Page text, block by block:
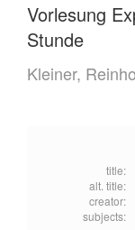
Vorlesung
Stunde
Kleiner,
title:
alt. title:
creator:
subjects: